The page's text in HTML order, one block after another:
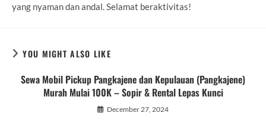
yang nyaman dan andal. Selamat beraktivitas!
YOU MIGHT ALSO LIKE
Sewa Mobil Pickup Pangkajene dan Kepulauan (Pangkajene)
Murah Mulai 100K – Sopir & Rental Lepas Kunci
December 27, 2024